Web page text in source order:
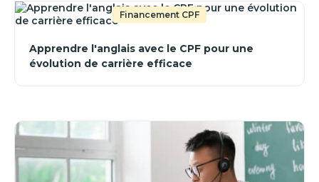
Financement CPF
Apprendre l'anglais avec le CPF pour une
évolution de carrière efficace